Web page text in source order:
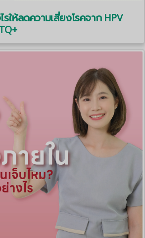
ให้ลดความเสี่ยงโรคจาก HPV